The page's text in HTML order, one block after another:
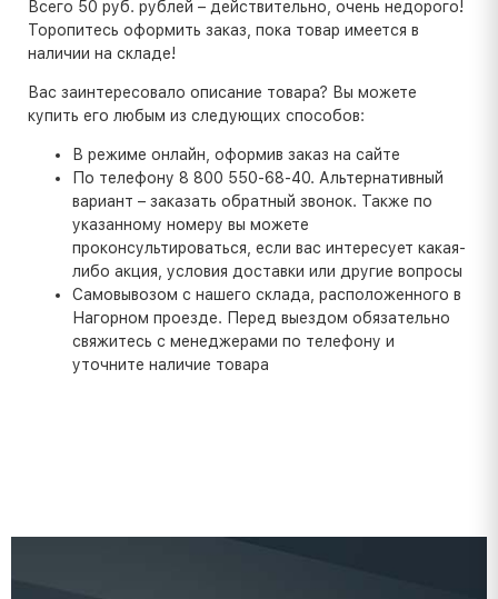
Всего 50 руб. рублей – действительно, очень недорого!
Торопитесь оформить заказ, пока товар имеется в
наличии на складе!
Вас заинтересовало описание товара? Вы можете
купить его любым из следующих способов:
В режиме онлайн, оформив заказ на сайте
По телефону 8 800 550-68-40. Альтернативный
вариант – заказать обратный звонок. Также по
указанному номеру вы можете
проконсультироваться, если вас интересует какая-
либо акция, условия доставки или другие вопросы
Самовывозом с нашего склада, расположенного в
Нагорном проезде. Перед выездом обязательно
свяжитесь с менеджерами по телефону и
уточните наличие товара